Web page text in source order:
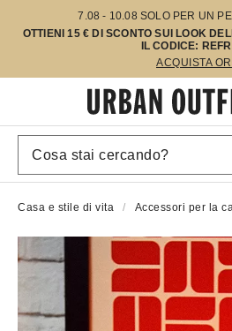
7.08 - 10.08 SOLO PER UN
OTTIENI 15 € DI SCONTO SUI LOOK
IL CODICE:
ACQUISTA
Casa e stile di vita Accessori per la